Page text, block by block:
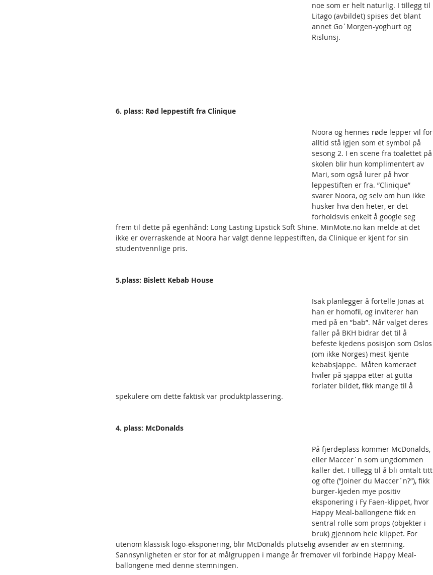
noe som er helt naturlig. I tillegg til
Litago (avbildet) spises det blant
annet Go´Morgen-yoghurt og
Rislunsj.
6. plass: Rød leppestift fra Clinique
Noora og hennes røde lepper vil for
alltid stå igjen som et symbol på
sesong 2. I en scene fra toalettet på
skolen blir hun komplimentert av
Mari, som også lurer på hvor
leppestiften er fra. ”Clinique”
svarer Noora, og selv om hun ikke
husker hva den heter, er det
forholdsvis enkelt å google seg
frem til dette på egenhånd: Long Lasting Lipstick Soft Shine. MinMote.no kan melde at det
ikke er overraskende at Noora har valgt denne leppestiften, da Clinique er kjent for sin
studentvennlige pris.
5.plass: Bislett Kebab House
Isak planlegger å fortelle Jonas at
han er homofil, og inviterer han
med på en ”bab”. Når valget deres
faller på BKH bidrar det til å
befeste kjedens posisjon som Oslos
(om ikke Norges) mest kjente
kebabsjappe.  Måten kameraet
hviler på sjappa etter at gutta
forlater bildet, fikk mange til å
spekulere om dette faktisk var produktplassering.
4. plass: McDonalds
På fjerdeplass kommer McDonalds,
eller Maccer´n som ungdommen
kaller det. I tillegg til å bli omtalt titt
og ofte (”Joiner du Maccer´n?”), fikk
burger-kjeden mye positiv
eksponering i Fy Faen-klippet, hvor
Happy Meal-ballongene fikk en
sentral rolle som props (objekter i
bruk) gjennom hele klippet. For
utenom klassisk logo-eksponering, blir McDonalds plutselig avsender av en stemning.
Sannsynligheten er stor for at målgruppen i mange år fremover vil forbinde Happy Meal-
ballongene med denne stemningen.